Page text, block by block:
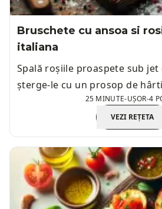
Bruschete cu ansoa si
italiana
Spală roșiile proaspete sub jet
șterge-le cu un prosop de
25 MINUTE-UȘOR-4
VEZI REȚETA